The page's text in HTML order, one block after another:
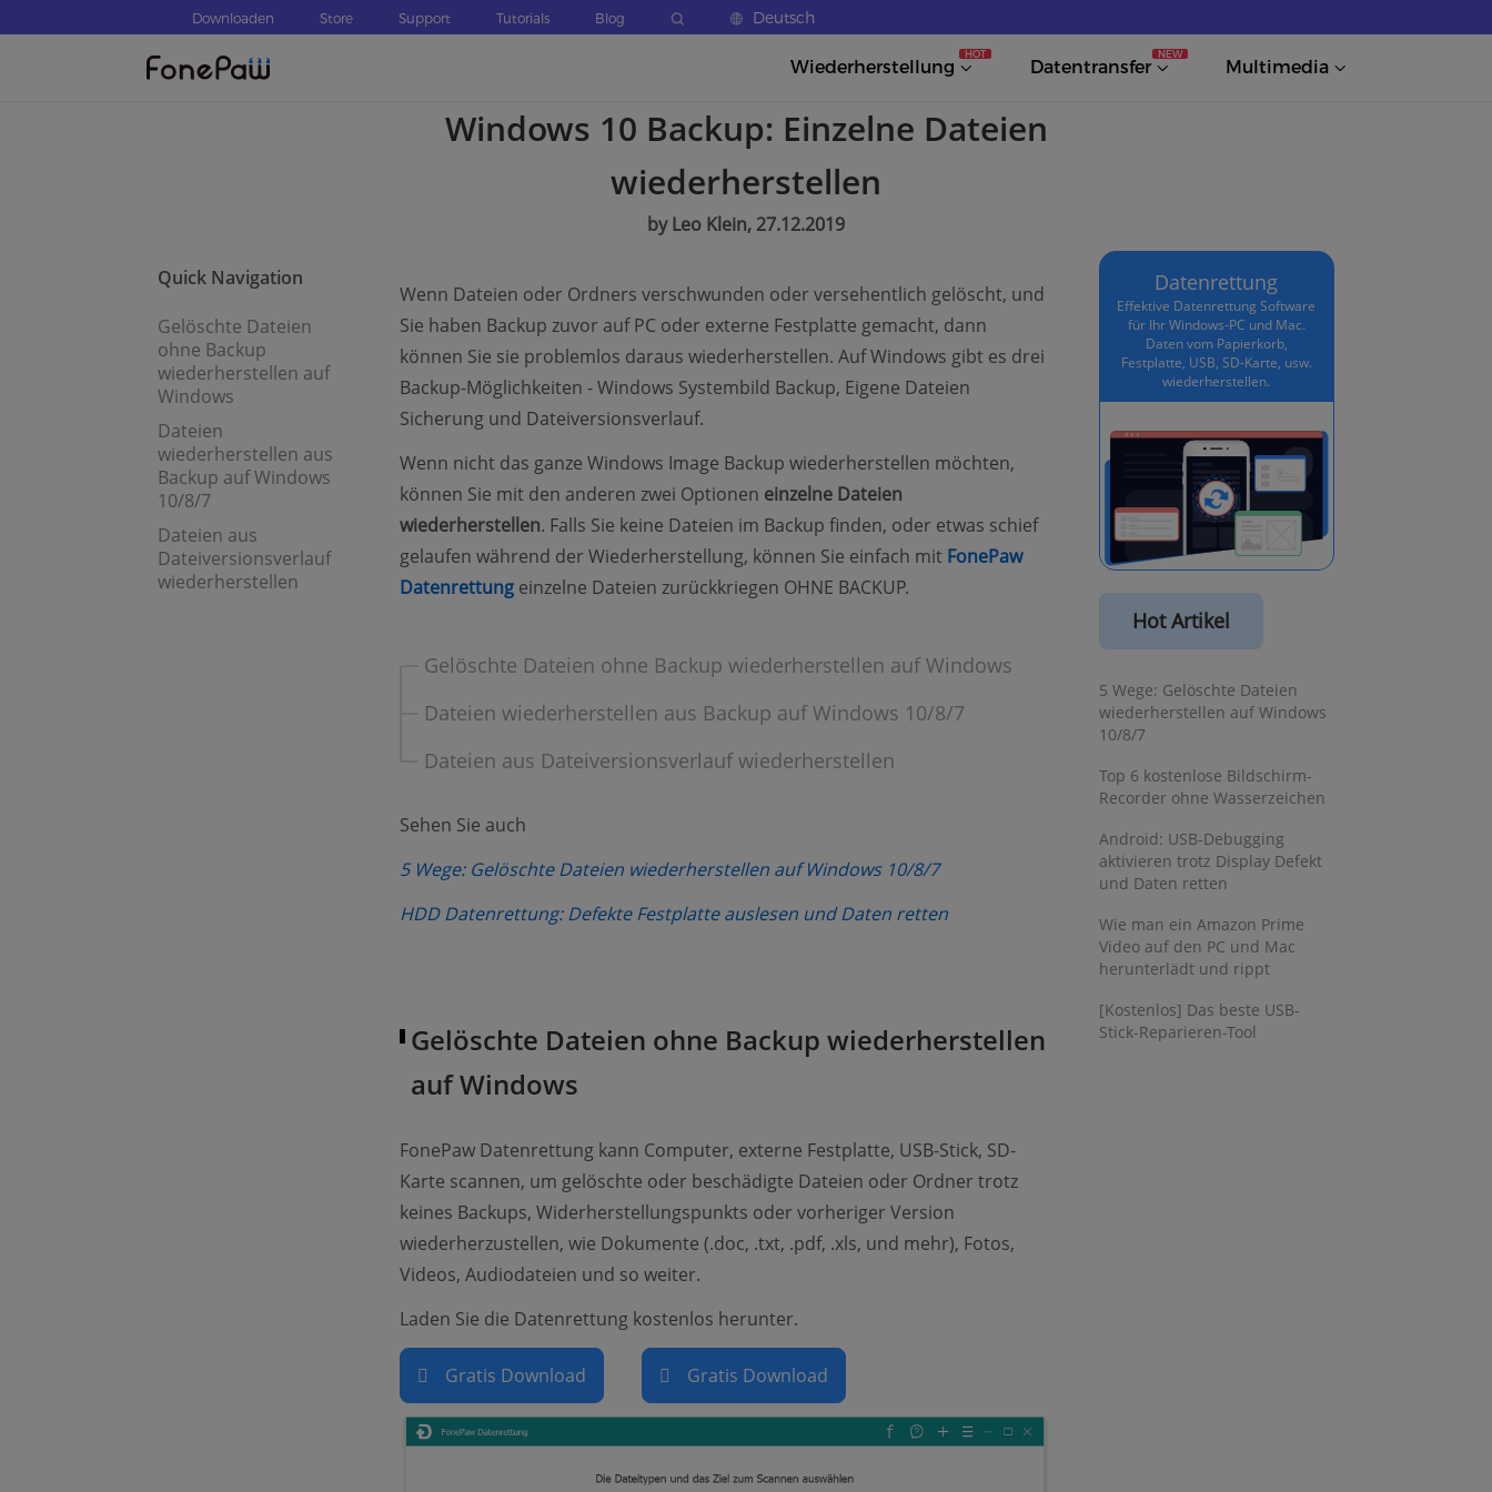
Downloaden Store Support Tutorials Blog Deutsch
Wiederherstellung
HOT
Datentransfer
NEW
Multimedia
Windows 10 Backup: Einzelne Dateien
wiederherstellen
by Leo Klein, 27.12.2019
Quick Navigation
Gelöschte Dateien
ohne Backup
wiederherstellen auf
Windows
Dateien
wiederherstellen aus
Backup auf Windows
10/8/7
Dateien aus
Dateiversionsverlauf
wiederherstellen
Wenn Dateien oder Ordners verschwunden oder versehentlich gelöscht, und
Sie haben Backup zuvor auf PC oder externe Festplatte gemacht, dann
können Sie sie problemlos daraus wiederherstellen. Auf Windows gibt es drei
Backup-Möglichkeiten - Windows Systembild Backup, Eigene Dateien
Sicherung und Dateiversionsverlauf.
Wenn nicht das ganze Windows Image Backup wiederherstellen möchten,
können Sie mit den anderen zwei Optionen einzelne Dateien
wiederherstellen. Falls Sie keine Dateien im Backup finden, oder etwas schief
gelaufen während der Wiederherstellung, können Sie einfach mit FonePaw
Datenrettung (opens new window)
einzelne Dateien zurückkriegen OHNE BACKUP.
Gelöschte Dateien ohne Backup wiederherstellen auf Windows
Dateien wiederherstellen aus Backup auf Windows 10/8/7
Dateien aus Dateiversionsverlauf wiederherstellen
Sehen Sie auch
5 Wege: Gelöschte Dateien wiederherstellen auf Windows 10/8/7(opens new window)
HDD Datenrettung: Defekte Festplatte auslesen und Daten retten(opens new window)
Gelöschte Dateien ohne Backup wiederherstellen
auf Windows
FonePaw Datenrettung kann Computer, externe Festplatte, USB-Stick, SD-
Karte scannen, um gelöschte oder beschädigte Dateien oder Ordner trotz
keines Backups, Widerherstellungspunkts oder vorheriger Version
wiederherzustellen, wie Dokumente (.doc, .txt, .pdf, .xls, und mehr), Fotos,
Videos, Audiodateien und so weiter.
Laden Sie die Datenrettung kostenlos herunter.
Gratis Download Gratis Download
Datenrettung
Effektive Datenrettung Software
für Ihr Windows-PC und Mac.
Daten vom Papierkorb,
Festplatte, USB, SD-Karte, usw.
wiederherstellen.
Hot Artikel
5 Wege: Gelöschte Dateien
wiederherstellen auf Windows
10/8/7
Top 6 kostenlose Bildschirm-
Recorder ohne Wasserzeichen
Android: USB-Debugging
aktivieren trotz Display Defekt
und Daten retten
Wie man ein Amazon Prime
Video auf den PC und Mac
herunterlädt und rippt
[Kostenlos] Das beste USB-
Stick-Reparieren-Tool